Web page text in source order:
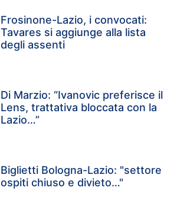
Frosinone-Lazio, i convocati:
Tavares si aggiunge alla lista
degli assenti
Di Marzio: “Ivanovic preferisce il
Lens, trattativa bloccata con la
Lazio…”
Biglietti Bologna-Lazio: "settore
ospiti chiuso e divieto…"